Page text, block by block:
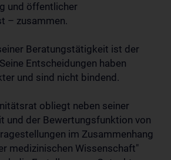
und öffentlicher
– zusammen.
Beratungstätigkeit ist der
Entscheidungen haben
und sind nicht bindend.
obliegt neben seiner
und der Bewertungsfunktion von
im Zusammenhang
medizinischen Wissenschaft"